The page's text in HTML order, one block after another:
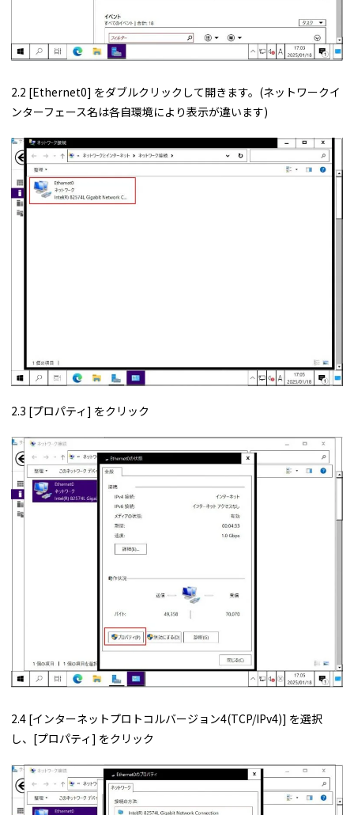
2.2 [Ethernet0] をダブルクリックして開きます。(ネットワークイ
ンターフェース名は各自環境により表示が違います)
2.3 [プロパティ] をクリック
2.4 [インターネットプロトコルバージョン4(TCP/IPv4)] を選択
し、[プロパティ] をクリック